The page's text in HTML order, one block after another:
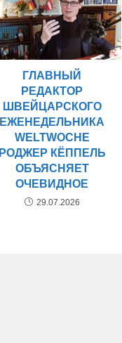
ГЛАВНЫЙ
РЕДАКТОР
ШВЕЙЦАРСКОГО
ЕЖЕНЕДЕЛЬНИКА
WELTWOCHE
РОДЖЕР КЁППЕЛЬ
ОБЪЯСНЯЕТ
ОЧЕВИДНОЕ
29.07.2026